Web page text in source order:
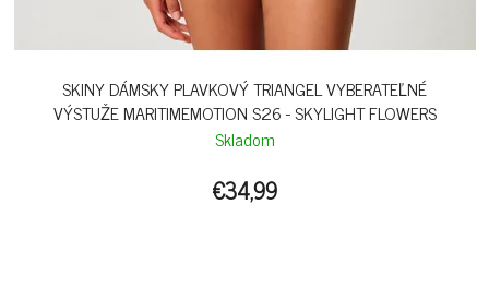
SKINY DÁMSKY PLAVKOVÝ TRIANGEL VYBERATEĽNÉ
VÝSTUŽE MARITIMEMOTION S26 - SKYLIGHT FLOWERS
Skladom
€34,99